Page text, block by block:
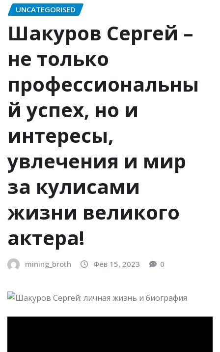
UNCATEGORISED
Шакуров Сергей –
не только
профессиональны
й успех, но и
интересы,
увлечения и мир
за кулисами
жизни великого
актера!
mining_broth Фев 15, 2023 0